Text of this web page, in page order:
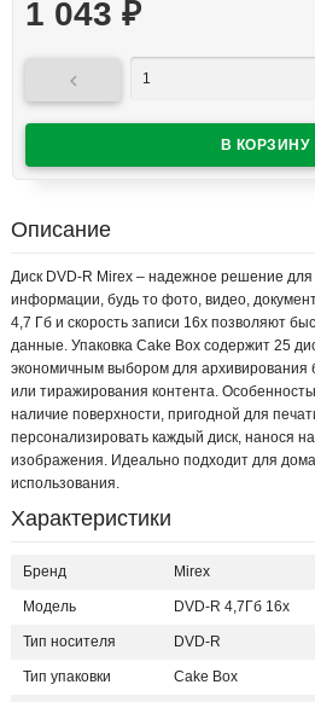
1 043 ₽

Описание
Диск DVD-R Mirex – надежное решение
информации, будь то фото, видео,
4,7 Гб и скорость записи 16x позволяют
данные. Упаковка Cake Box содержит 25
экономичным выбором для
или тиражирования контента.
наличие поверхности, пригодной для
персонализировать каждый диск, нанося
изображения. Идеально подходит для
использования.
Характеристики
Бренд Mirex
Модель DVD-R 4,7Гб 16x
Тип носителя DVD-R
Тип упаковки Cake Box